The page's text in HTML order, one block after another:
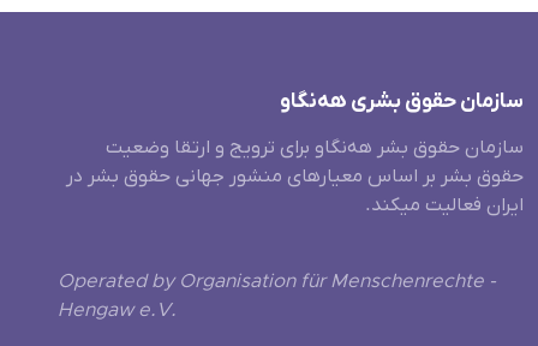
سازمان حقوق بشری هەنگاو
سازمان حقوق بشر هه‌نگاو برای ترویج و ارتقا وضعیت
حقوق بشر بر اساس معیارهای منشور جهانی حقوق بشر در
ایران فعالیت میکند.
Operated by Organisation für Menschenrechte -
Hengaw e.V.